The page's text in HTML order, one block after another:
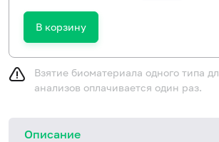
В корзину
Взятие биоматериала одного типа
анализов оплачивается один раз.
Описание